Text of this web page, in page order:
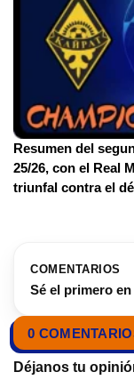
Resumen del
25/26, con el Real
triunfal contra el
COMENTARIOS
Sé el primero
0